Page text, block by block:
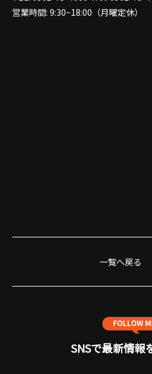
営業時間: 9:30~18:00（月曜定休）
一覧へ戻る
SNSで最新情報